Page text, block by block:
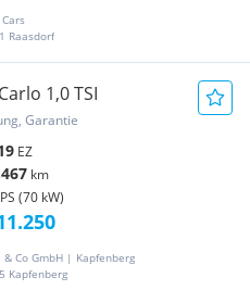
Cars
Raasdorf
1,0 TSI
Garantie
EZ
km
PS (70 kW)
& Co GmbH | Kapfenberg
Kapfenberg